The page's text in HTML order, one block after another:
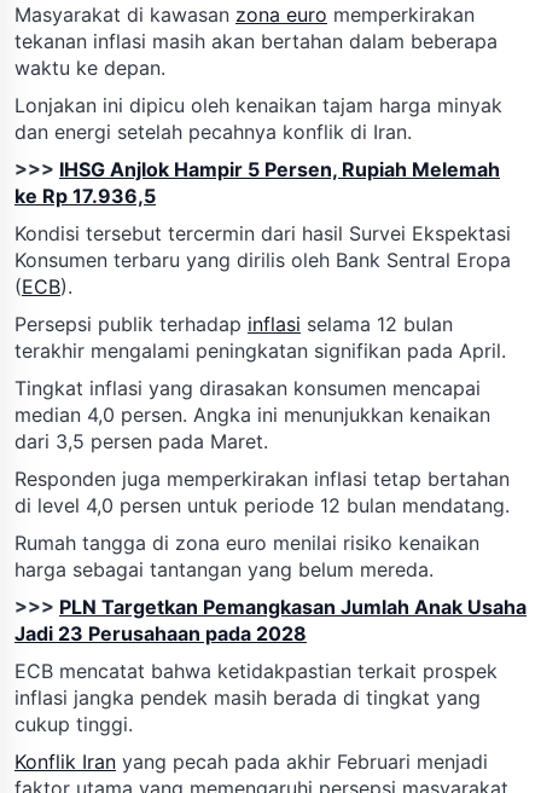
Masyarakat di kawasan zona euro memperkirakan
tekanan inflasi masih akan bertahan dalam beberapa
waktu ke depan.
Lonjakan ini dipicu oleh kenaikan tajam harga minyak
dan energi setelah pecahnya konflik di Iran.
>>> IHSG Anjlok Hampir 5 Persen, Rupiah Melemah
ke Rp 17.936,5
Kondisi tersebut tercermin dari hasil Survei Ekspektasi
Konsumen terbaru yang dirilis oleh Bank Sentral Eropa
(ECB).
Persepsi publik terhadap inflasi selama 12 bulan
terakhir mengalami peningkatan signifikan pada April.
Tingkat inflasi yang dirasakan konsumen mencapai
median 4,0 persen. Angka ini menunjukkan kenaikan
dari 3,5 persen pada Maret.
Responden juga memperkirakan inflasi tetap bertahan
di level 4,0 persen untuk periode 12 bulan mendatang.
Rumah tangga di zona euro menilai risiko kenaikan
harga sebagai tantangan yang belum mereda.
>>> PLN Targetkan Pemangkasan Jumlah Anak Usaha
Jadi 23 Perusahaan pada 2028
ECB mencatat bahwa ketidakpastian terkait prospek
inflasi jangka pendek masih berada di tingkat yang
cukup tinggi.
Konflik Iran yang pecah pada akhir Februari menjadi
faktor utama yang memengaruhi persepsi masyarakat.